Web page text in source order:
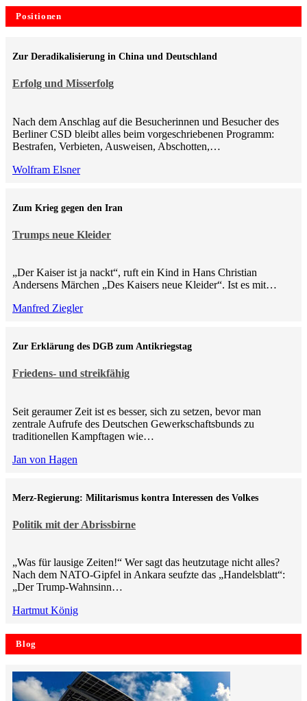
Positionen
Erfolg und Misserfolg
Zur Deradikalisierung in China und Deutschland
Nach dem Anschlag auf die Besucherinnen und Besucher des
Berliner CSD bleibt alles beim vorgeschriebenen Programm:
Bestrafen, Verbieten, Ausweisen, Abschotten,…
Wolfram Elsner
Trumps neue Kleider
Zum Krieg gegen den Iran
„Der Kaiser ist ja nackt“, ruft ein Kind in Hans Christian
Andersens Märchen „Des Kaisers neue Kleider“. Ist es mit…
Manfred Ziegler
Friedens- und streikfähig
Zur Erklärung des DGB zum Antikriegstag
Seit geraumer Zeit ist es besser, sich zu setzen, bevor man
zentrale Aufrufe des Deutschen Gewerkschaftsbunds zu
traditionellen Kampftagen wie…
Jan von Hagen
Politik mit der Abrissbirne
Merz-Regierung: Militarismus kontra Inte­ressen des Volkes
„Was für lausige Zeiten!“ Wer sagt das heutzutage nicht alles?
Nach dem NATO-Gipfel in Ankara seufzte das „Handelsblatt“:
„Der Trump-Wahnsinn…
Hartmut König
Blog